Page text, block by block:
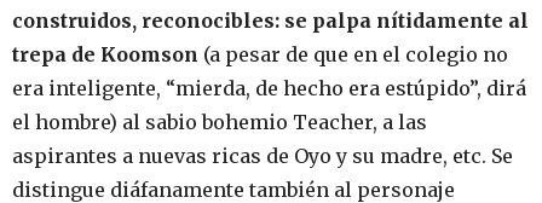
construidos, reconocibles: se palpa nítidamente al
trepa de Koomson (a pesar de que en el colegio no
era inteligente, “mierda, de hecho era estúpido”, dirá
el hombre) al sabio bohemio Teacher, a las
aspirantes a nuevas ricas de Oyo y su madre, etc. Se
distingue diáfanamente también al personaje